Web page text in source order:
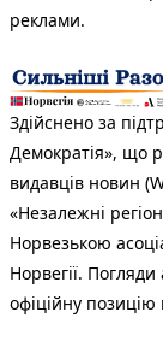
реклами.
Здійснено за
Демократія», що
видавців новин
«Незалежні
Норвезькою
Норвегії.
офіційну